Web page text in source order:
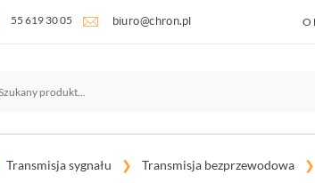
55 619 30 05 O
Transmisja sygnału Transmisja bezprzewodowa